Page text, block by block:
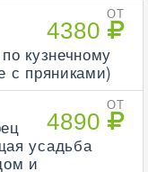
ОТ
4380
кузнечному
с пряниками)
ОТ
4890
усадьба
и